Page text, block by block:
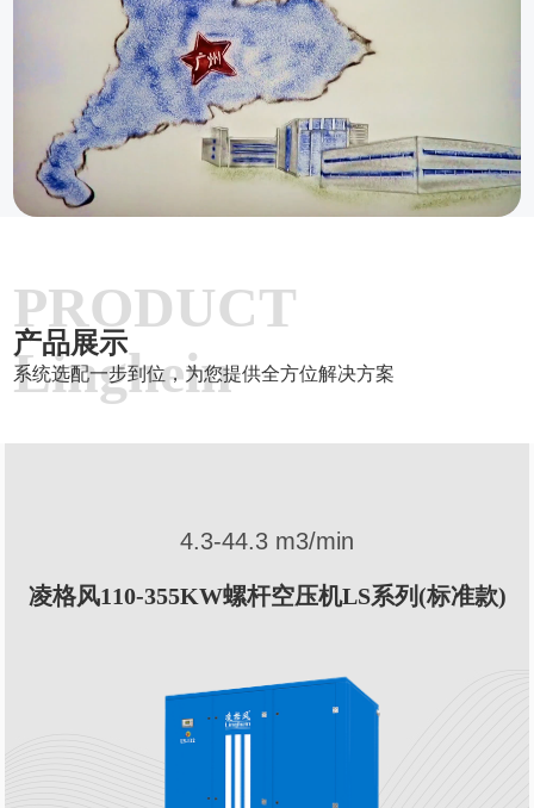
PRODUCT
Linghein
产品展示
系统选配一步到位，为您提供全方位解决方案
4.3-44.3 m3/min
螺杆空压机LS系列(标准款) 凌格风7.5-